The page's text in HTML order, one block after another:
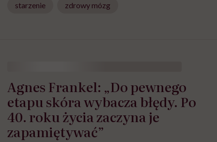
starzenie zdrowy mózg
Agnes Frankel: „Do pewnego
etapu skóra wybacza błędy. Po
40. roku życia zaczyna je
zapamiętywać”